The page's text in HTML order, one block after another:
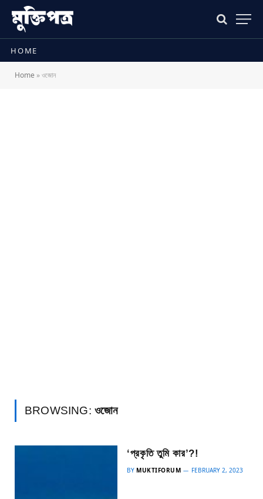
HOME
Home »ওজোন
BROWSING: ওজোন
‘প্রকৃতি তুমি কার’?!
BY MUKTIFORUM FEBRUARY 2, 2023